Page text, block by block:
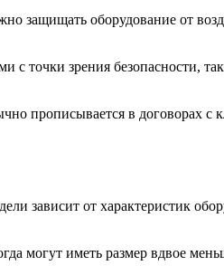
защищать оборудование от
с точки зрения безопасности,
прописывается в договорах с
от характеристик
могут иметь размер вдвое